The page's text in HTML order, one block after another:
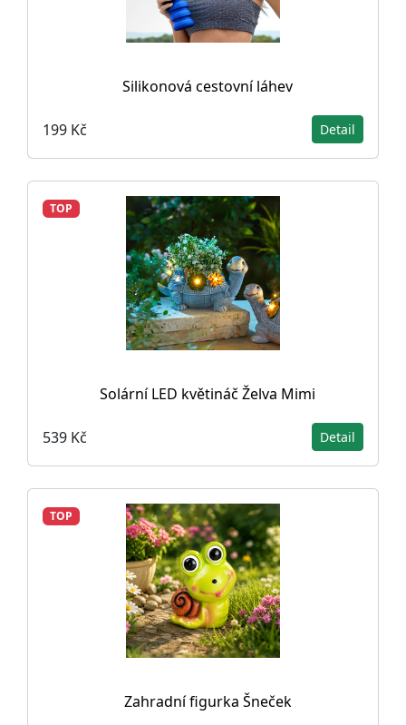
Silikonová cestovní láhev
199 Kč Detail
TOP
Solární LED květináč Želva Mimi
539 Kč Detail
TOP
Zahradní figurka Šneček